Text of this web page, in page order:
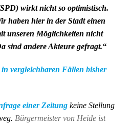
wirkt nicht so optimistisch.
haben hier in der Stadt einen
unseren Möglichkeiten nicht
sind andere Akteure gefragt.“
in vergleichbaren Fällen bisher
einer Zeitung keine Stellung
Bürgermeister von Heide ist